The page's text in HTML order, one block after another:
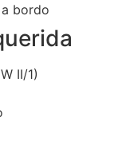
bordo
II/1)